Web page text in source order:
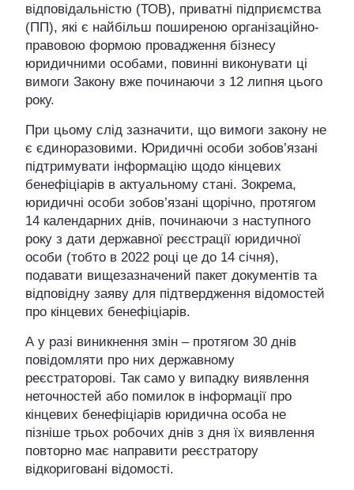
відповідальністю (ТОВ), приватні підприємства
(ПП), які є найбільш поширеною організаційно-
правовою формою провадження бізнесу
юридичними особами, повинні виконувати ці
вимоги Закону вже починаючи з 12 липня цього
року.
При цьому слід зазначити, що вимоги закону не
є єдиноразовими. Юридичні особи зобов’язані
підтримувати інформацію щодо кінцевих
бенефіціарів в актуальному стані. Зокрема,
юридичні особи зобов’язані щорічно, протягом
14 календарних днів, починаючи з наступного
року з дати державної реєстрації юридичної
особи (тобто в 2022 році це до 14 січня),
подавати вищезазначений пакет документів та
відповідну заяву для підтвердження відомостей
про кінцевих бенефіціарів.
А у разі виникнення змін – протягом 30 днів
повідомляти про них державному
реєстраторові. Так само у випадку виявлення
неточностей або помилок в інформації про
кінцевих бенефіціарів юридична особа не
пізніше трьох робочих днів з дня їх виявлення
повторно має направити реєстратору
відкориговані відомості.